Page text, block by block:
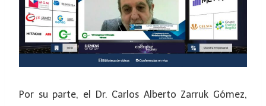
Por su parte, el Dr. Carlos Alberto Zarruk Gómez,